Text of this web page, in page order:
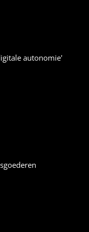
autonomie'